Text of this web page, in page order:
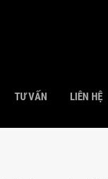
TƯ VẤN LIÊN HỆ